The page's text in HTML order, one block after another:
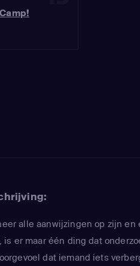
alle aanwijzingen op zijn en
is er maar één ding dat
dat iemand iets